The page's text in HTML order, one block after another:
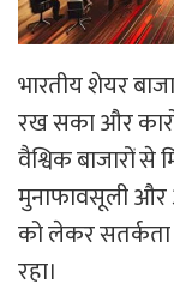
भारतीय शेयर
रख सका और
वैश्विक बाजारों
मुनाफावसूली और
को लेकर सतर्कता
रहा।